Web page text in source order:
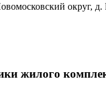
округ,
жилого